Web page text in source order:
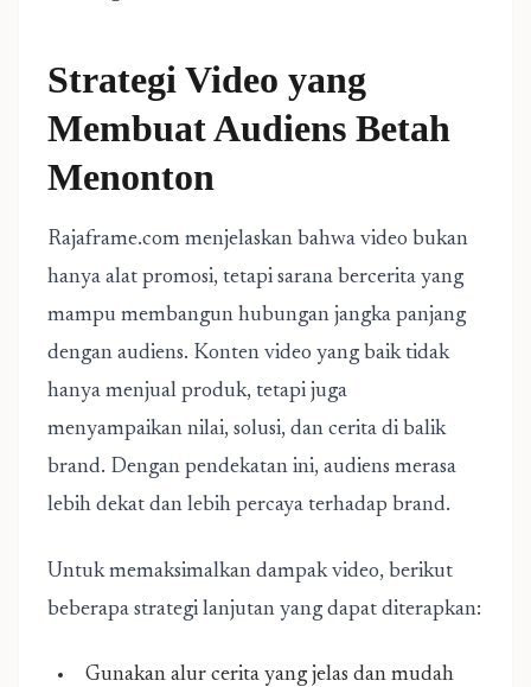
Strategi Video yang
Membuat Audiens Betah
Menonton
Rajaframe.com menjelaskan bahwa video bukan
hanya alat promosi, tetapi sarana bercerita yang
mampu membangun hubungan jangka panjang
dengan audiens. Konten video yang baik tidak
hanya menjual produk, tetapi juga
menyampaikan nilai, solusi, dan cerita di balik
brand. Dengan pendekatan ini, audiens merasa
lebih dekat dan lebih percaya terhadap brand.
Untuk memaksimalkan dampak video, berikut
beberapa strategi lanjutan yang dapat diterapkan:
Gunakan alur cerita yang jelas dan mudah